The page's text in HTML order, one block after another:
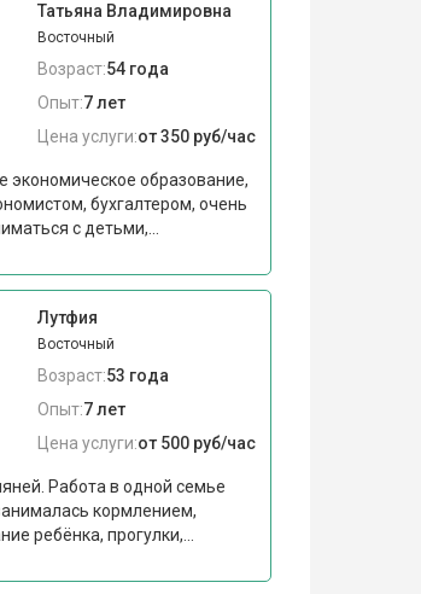
Татьяна Владимировна
Восточный
Возраст:54 года
Опыт:7 лет
Цена услуги:от 350 руб/час
образование,
бухгалтером, очень
с детьми,...
Лутфия
Восточный
Возраст:53 года
Опыт:7 лет
Цена услуги:от 500 руб/час
Работа в одной семье
кормлением,
ребёнка, прогулки,...